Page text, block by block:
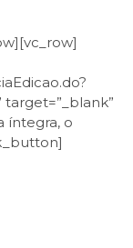
íntegra, o